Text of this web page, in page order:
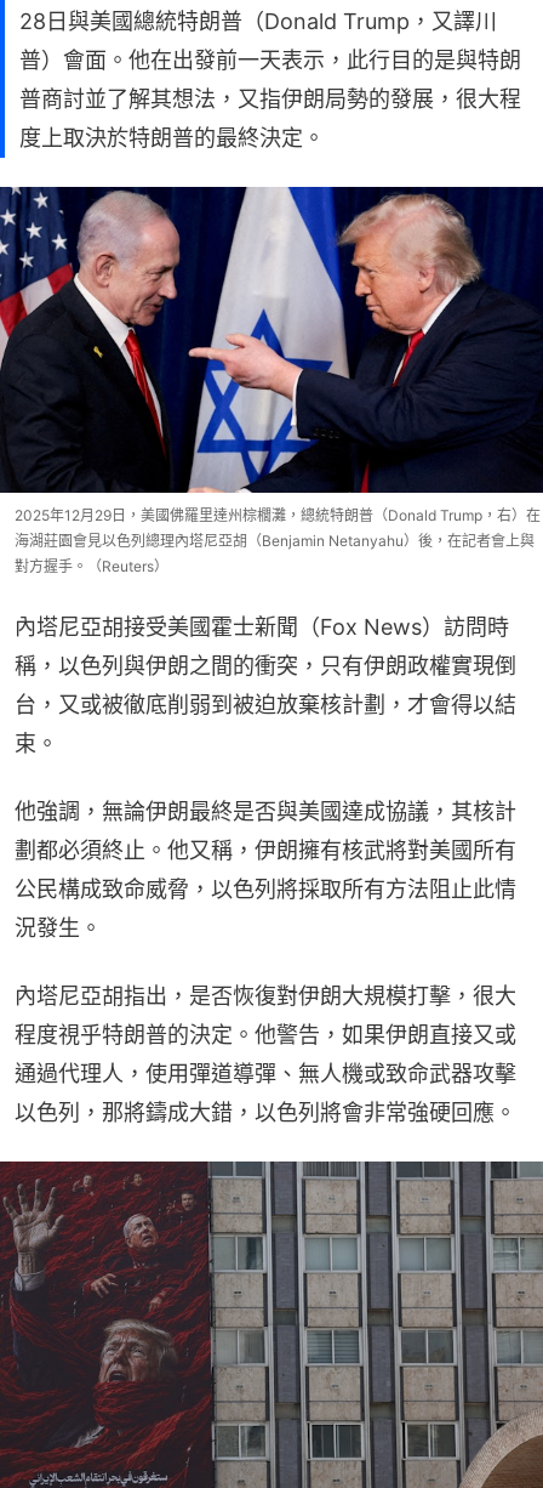
28日與美國總統特朗普（Donald Trump，又譯川
普）會面。他在出發前一天表示，此行目的是與特朗
普商討並了解其想法，又指伊朗局勢的發展，很大程
度上取決於特朗普的最終決定。
2025年12月29日，美國佛羅里達州棕櫚灘，總統特朗普（Donald Trump，右）在
海湖莊園會見以色列總理內塔尼亞胡（Benjamin Netanyahu）後，在記者會上與
對方握手。（Reuters）
內塔尼亞胡接受美國霍士新聞（Fox News）訪問時
稱，以色列與伊朗之間的衝突，只有伊朗政權實現倒
台，又或被徹底削弱到被迫放棄核計劃，才會得以結
束。
他強調，無論伊朗最終是否與美國達成協議，其核計
劃都必須終止。他又稱，伊朗擁有核武將對美國所有
公民構成致命威脅，以色列將採取所有方法阻止此情
況發生。
內塔尼亞胡指出，是否恢復對伊朗大規模打擊，很大
程度視乎特朗普的決定。他警告，如果伊朗直接又或
通過代理人，使用彈道導彈、無人機或致命武器攻擊
以色列，那將鑄成大錯，以色列將會非常強硬回應。